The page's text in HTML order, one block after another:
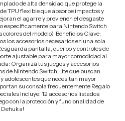
de alta densidad que protege la
TPU flexible que absorbe impactos y
el agarre y previenen el desgaste
específicamente para Nintendo Switch
del modelo). Beneficios Clave:
los accesorios necesarios en una sola
pantalla, cuerpo y controles de
ajustable para mayor comodidad al
Organizá tus juegos y accesorios
de Nintendo Switch Lite que buscan
adolescentes que necesitan mayor
su consola frecuentemente Regalo
Incluye: 12 accesorios listados
con la protección y funcionalidad de
Dehuka!